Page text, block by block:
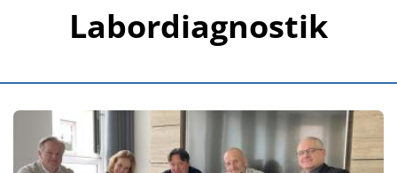
Labordiagnostik